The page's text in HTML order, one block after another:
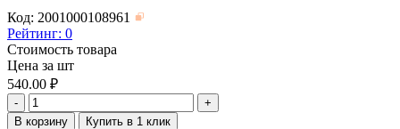
Код: 2001000108961
Рейтинг: 0
Стоимость товара
Цена за шт
540.00 ₽
-
+
В корзину
Купить в 1 клик